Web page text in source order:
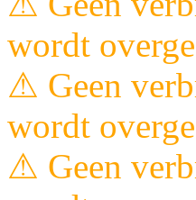
wordt
⚠ Geen
wordt
⚠ Geen